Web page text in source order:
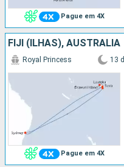
Pague em 4X
FIJI (ILHAS), AUSTRALIA
Pague em 4X
Royal Princess 13 d